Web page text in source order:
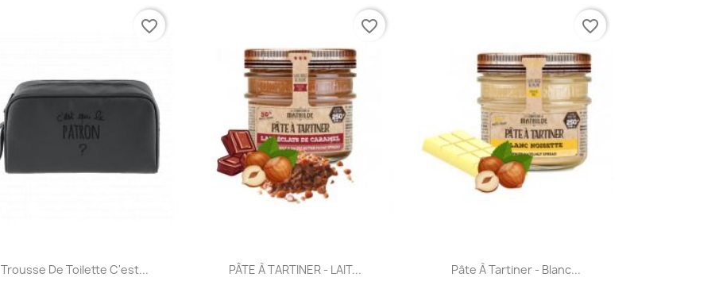
Quick view
Trousse De Toilette C'est...
favorite_border
Quick view
PÂTE À TARTINER - LAIT...
favorite_border
Quick view
Pâte À Tartiner - Blanc...
favorite_border